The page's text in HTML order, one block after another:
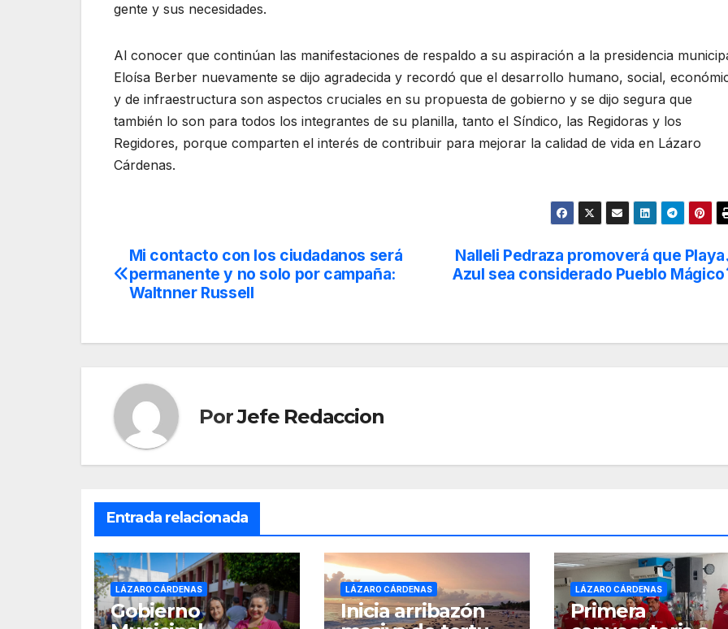
gente y sus necesidades.
Al conocer que continúan las manifestaciones de respaldo a su aspiración a la presidencia
Eloísa Berber nuevamente se dijo agradecida y recordó que el desarrollo humano, social,
y de infraestructura son aspectos cruciales en su propuesta de gobierno y se dijo segura que
también lo son para todos los integrantes de su planilla, tanto el Síndico, las Regidoras y los
Regidores, porque comparten el interés de contribuir para mejorar la calidad de vida en Lázaro
Cárdenas.
Navegación
de
Nalleli Pedraza promoverá que Playa
Azul sea considerado Pueblo Mágico
Mi contacto con los ciudadanos será
permanente y no solo por campaña:
Waltnner Russell
PorJefe Redaccion
Entrada relacionada
LÁZARO CÁRDENAS
Gobierno
LÁZARO CÁRDENAS
Inicia arribazón
LÁZARO CÁRDENAS
Primera